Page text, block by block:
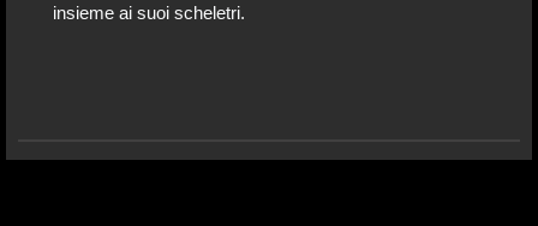
insieme ai suoi scheletri.